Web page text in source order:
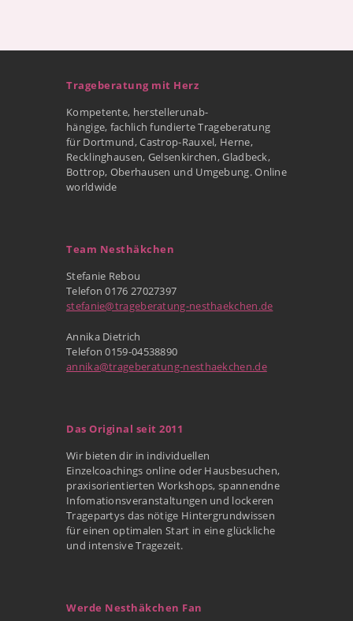
Trageberatung mit Herz
Kompetente, herstellerunab-
hängige, fachlich fundierte Trageberatung
für Dortmund, Castrop-Rauxel, Herne,
Recklinghausen, Gelsenkirchen, Gladbeck,
Bottrop, Oberhausen und Umgebung. Online
worldwide
Team Nesthäkchen
Stefanie Rebou
Telefon 0176 27027397
stefanie@trageberatung-nesthaekchen.de
Annika Dietrich
Telefon 0159-04538890
annika@trageberatung-nesthaekchen.de
Das Original seit 2011
Wir bieten dir in individuellen
Einzelcoachings online oder Hausbesuchen,
praxisorientierten Workshops, spannendne
Infomationsveranstaltungen und lockeren
Tragepartys das nötige Hintergrundwissen
für einen optimalen Start in eine glückliche
und intensive Tragezeit.
Werde Nesthäkchen Fan